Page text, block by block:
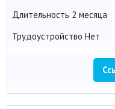
Длительность 2 месяца
Трудоустройство Нет